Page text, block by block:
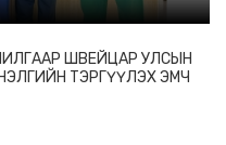
ШВЕЙЦАР УЛСЫН
ТЭРГҮҮЛЭХ ЭМЧ